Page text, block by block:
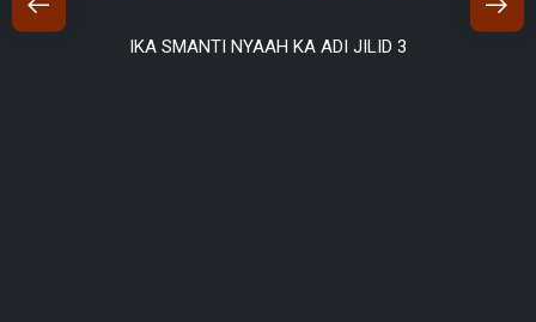
IKA SMANTI NYAAH KA ADI JILID 3